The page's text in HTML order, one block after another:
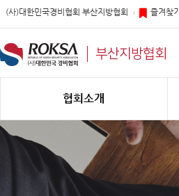
(사)대한민국경비협회 부산지방협회 즐겨찾기
부산지방협회
협회소개